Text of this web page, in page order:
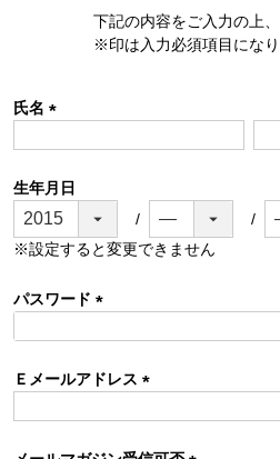
下記の内容をご入力の上
※印は入力必須項目になり
氏名
須
)
生年月日
※設定すると変更できません
パスワード
須
)
Ｅメールアドレス
須